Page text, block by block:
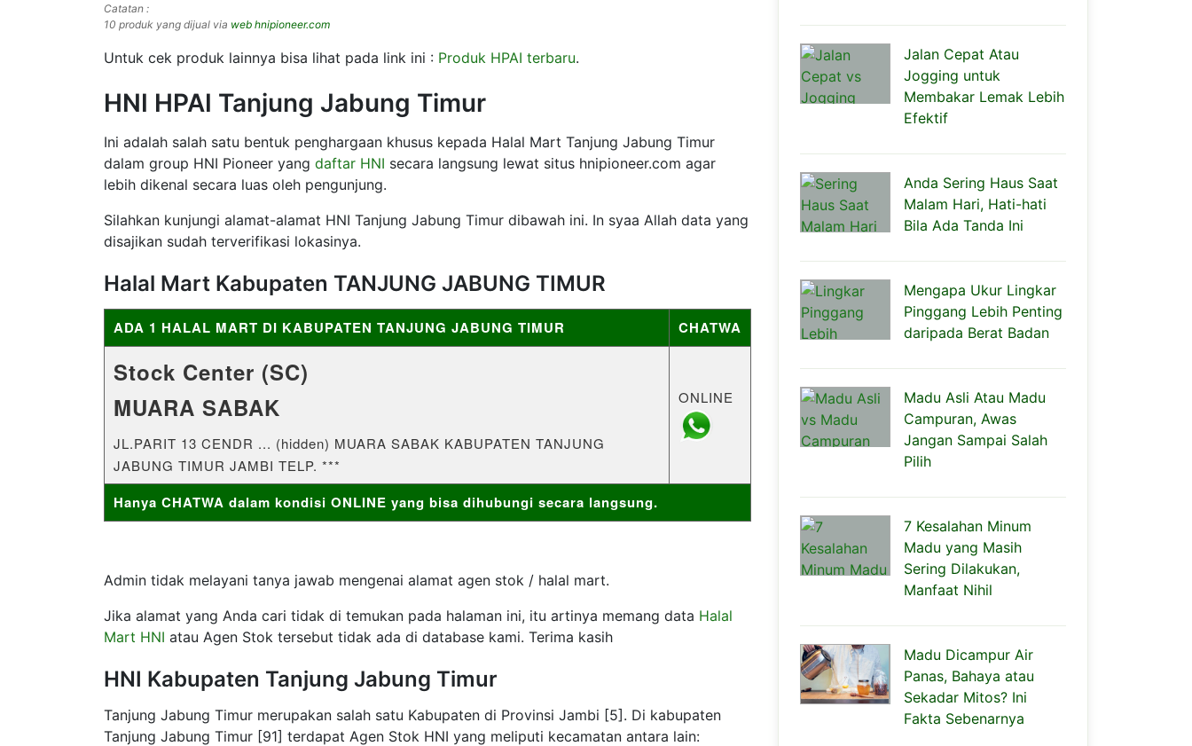
Catatan :
10 produk yang dijual via web hnipioneer.com
Untuk cek produk lainnya bisa lihat pada link ini : Produk HPAI terbaru.
HNI HPAI Tanjung Jabung Timur
Ini adalah salah satu bentuk penghargaan khusus kepada Halal Mart Tanjung Jabung Timur
dalam group HNI Pioneer yang daftar HNI secara langsung lewat situs hnipioneer.com agar
lebih dikenal secara luas oleh pengunjung.
Silahkan kunjungi alamat-alamat HNI Tanjung Jabung Timur dibawah ini. In syaa Allah data yang
disajikan sudah terverifikasi lokasinya.
Halal Mart Kabupaten TANJUNG JABUNG TIMUR
ADA 1 HALAL MART DI KABUPATEN TANJUNG JABUNG TIMUR CHATWA
Stock Center (SC)
MUARA SABAK
JL.PARIT 13 CENDR ... (hidden) MUARA SABAK KABUPATEN TANJUNG
JABUNG TIMUR JAMBI TELP. ***
ONLINE
Hanya CHATWA dalam kondisi ONLINE yang bisa dihubungi secara langsung.
Admin tidak melayani tanya jawab mengenai alamat agen stok / halal mart.
Jika alamat yang Anda cari tidak di temukan pada halaman ini, itu artinya memang data Halal
Mart HNI atau Agen Stok tersebut tidak ada di database kami. Terima kasih
HNI Kabupaten Tanjung Jabung Timur
Tanjung Jabung Timur merupakan salah satu Kabupaten di Provinsi Jambi [5]. Di kabupaten
Tanjung Jabung Timur [91] terdapat Agen Stok HNI yang meliputi kecamatan antara lain:
Jalan Cepat Atau
Jogging untuk
Membakar Lemak Lebih
Efektif
Anda Sering Haus Saat
Malam Hari, Hati-hati
Bila Ada Tanda Ini
Mengapa Ukur Lingkar
Pinggang Lebih Penting
daripada Berat Badan
Madu Asli Atau Madu
Campuran, Awas
Jangan Sampai Salah
Pilih
7 Kesalahan Minum
Madu yang Masih
Sering Dilakukan,
Manfaat Nihil
Madu Dicampur Air
Panas, Bahaya atau
Sekadar Mitos? Ini
Fakta Sebenarnya